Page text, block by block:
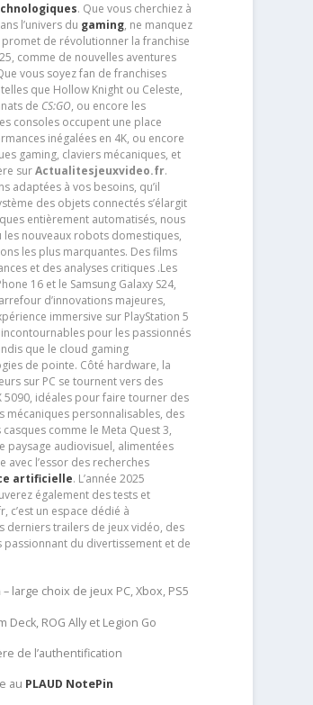
. Que vous cherchiez à
l’univers du gaming, ne manquez
de révolutionner la franchise
comme de nouvelles aventures
vous soyez fan de franchises
que Hollow Knight ou Celeste,
de CS:GO, ou encore les
consoles occupent une place
inégalées en 4K, ou encore
gaming, claviers mécaniques, et
surActualitesjeuxvideo.fr.
adaptées à vos besoins, qu’il
des objets connectés s’élargit
entièrement automatisés, nous
les nouveaux robots domestiques,
les plus marquantes. Des films
et des analyses critiques .Les
16 et le Samsung Galaxy S24,
d’innovations majeures,
immersive sur PlayStation 5
incontournables pour les passionnés
que le cloud gaming
de pointe. Côté hardware, la
sur PC se tournent vers des
5090, idéales pour faire tourner des
mécaniques personnalisables, des
comme le Meta Quest 3,
paysage audiovisuel, alimentées
l’essor des recherches
artificielle. L’année 2025
également des tests et
c’est un espace dédié à
derniers trailers de jeux vidéo, des
passionnant du divertissement et de
– large choix de jeux PC, Xbox, PS5
ROG Ally et Legion Go
de l’authentification
au PLAUD NotePin